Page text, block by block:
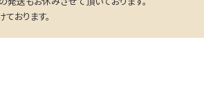
おります。